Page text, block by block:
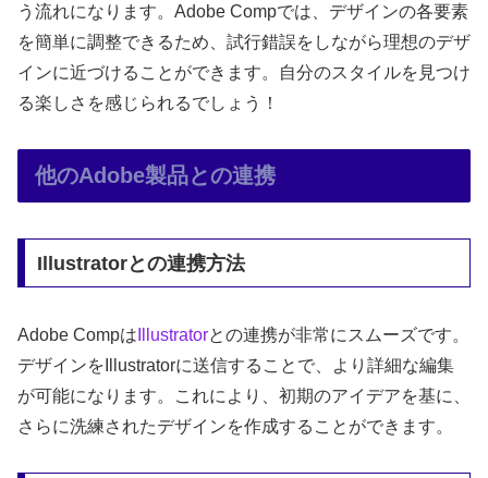
う流れになります。Adobe Compでは、デザインの各要素
を簡単に調整できるため、試行錯誤をしながら理想のデザ
インに近づけることができます。自分のスタイルを見つけ
る楽しさを感じられるでしょう！
他のAdobe製品との連携
Illustratorとの連携方法
Adobe Compは Illustratorとの連携が非常にスムーズです。
デザインをIllustratorに送信することで、より詳細な編集
が可能になります。これにより、初期のアイデアを基に、
さらに洗練されたデザインを作成することができます。